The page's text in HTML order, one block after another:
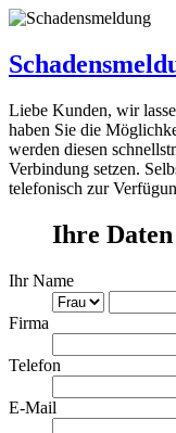
Liebe Kunden, wir
haben Sie die
werden diesen
Verbindung setzen.
telefonisch zur
Ihre Daten
Ihr Name
Firma
Telefon
E-Mail